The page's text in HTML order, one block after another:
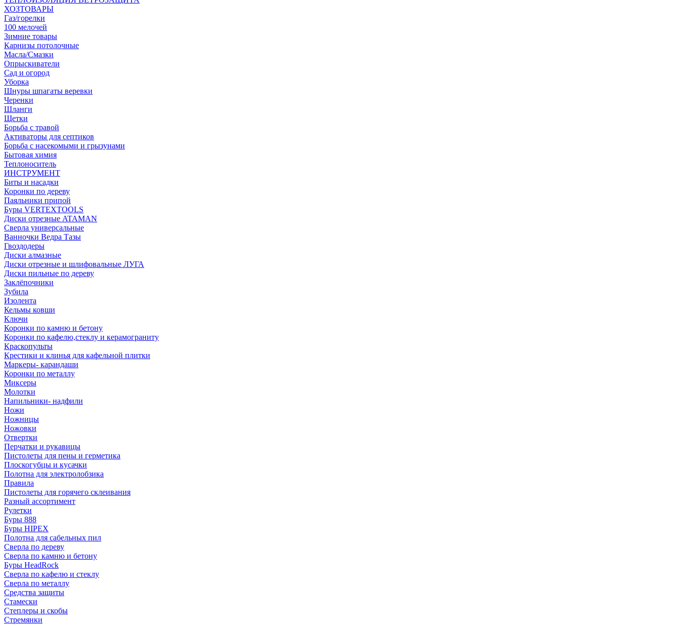
ХОЗТОВАРЫ
Газ/горелки
100 мелочей
Зимние товары
Карнизы потолочные
Масла/Смазки
Опрыскиватели
Сад и огород
Уборка
Шнуры шпагаты веревки
Черенки
Шланги
Щетки
Борьба с травой
Активаторы для септиков
Борьба с насекомыми и грызунами
Бытовая химия
Теплоноситель
ИНСТРУМЕНТ
Биты и насадки
Коронки по дереву
Паяльники припой
Буры VERTEXTOOLS
Диски отрезные ATAMAN
Сверла универсальные
Ванночки Ведра Тазы
Гвоздодеры
Диски алмазные
Диски отрезные и шлифовальные ЛУГА
Диски пильные по дереву
Заклёпочники
Зубила
Изолента
Кельмы ковши
Ключи
Коронки по камню и бетону
Коронки по кафелю,стеклу и керамограниту
Краскопульты
Крестики и клинья для кафельной плитки
Маркеры- карандаши
Коронки по металлу
Миксеры
Молотки
Напильники- надфили
Ножи
Ножницы
Ножовки
Отвертки
Перчатки и рукавицы
Пистолеты для пены и герметика
Плоскогубцы и кусачки
Полотна для электролобзика
Правила
Пистолеты для горячего склеивания
Разный ассортимент
Рулетки
Буры 888
Буры HIPEX
Полотна для сабельных пил
Сверла по дереву
Сверла по камню и бетону
Буры HeadRock
Сверла по кафелю и стеклу
Сверла по металлу
Средства защиты
Стамески
Степлеры и скобы
Стремянки